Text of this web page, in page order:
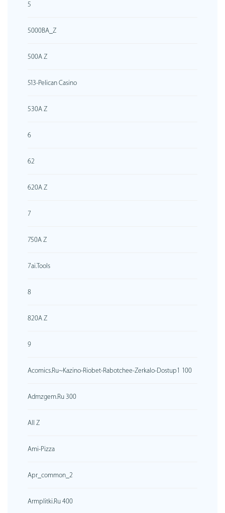
5
5000BA_Z
500A Z
513-Pelican Casino
530A Z
6
62
620A Z
7
750A Z
7ai.tools
8
820A Z
9
Acomics.ru~kazino-Riobet-Rabotchee-Zerkalo-Dostup1 100
Admzgem.ru 300
All Z
Ami-Pizza
Apr_common_2
Armplitki.ru 400